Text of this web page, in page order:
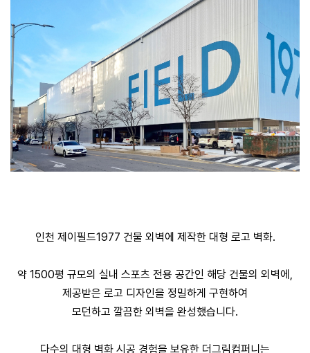
인천 제이필드1977 건물 외벽에 제작한 대형 로고 벽화.
약 1500평 규모의 실내 스포츠 전용 공간인 해당 건물의 외벽에,
제공받은 로고 디자인을 정밀하게 구현하여
모던하고 깔끔한 외벽을 완성했습니다.
다수의 대형 벽화 시공 경험을 보유한 더그림컴퍼니는